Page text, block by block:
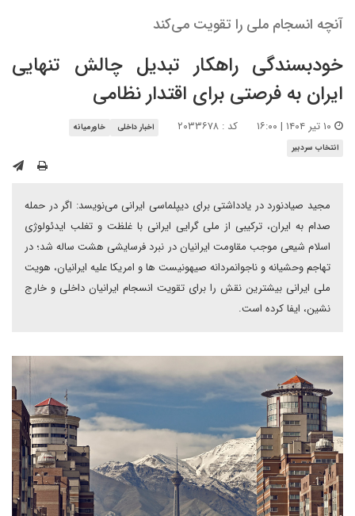
آنچه انسجام ملی را تقویت می‌کند
خودبسندگی راهکار تبدیل چالش تنهایی
ایران به فرصتی برای اقتدار نظامی
کد : ۲۰۳۳۶۷۸ اخبار داخلی
خاورمیانه
انتخاب سردبیر
مجید صیادنورد در یادداشتی برای دیپلماسی ایرانی می‌نویسد: اگر در حمله
صدام به ایران، ترکیبی از ملی گرایی ایرانی با غلظت و تغلب ایدئولوژی
اسلام شیعی موجب مقاومت ایرانیان در نبرد فرسایشی هشت ساله شد؛ در
تهاجم وحشیانه و ناجوانمردانه صیهونیست ها و امریکا علیه ایرانیان، هویت
ملی ایرانی بیشترین نقش را برای تقویت انسجام ایرانیان داخلی و خارج
نشین، ایفا کرده است.